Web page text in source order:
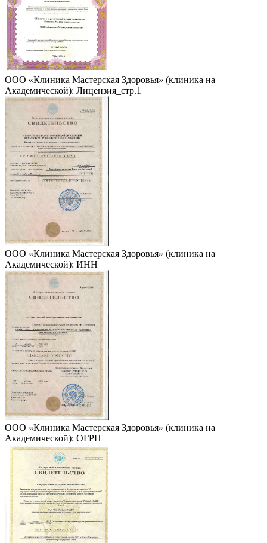
ООО «Клиника Мастерская Здоровья» (клиника на
Академической): Лицензия_стр.1
ООО «Клиника Мастерская Здоровья» (клиника на
Академической): ИНН
ООО «Клиника Мастерская Здоровья» (клиника на
Академической): ОГРН